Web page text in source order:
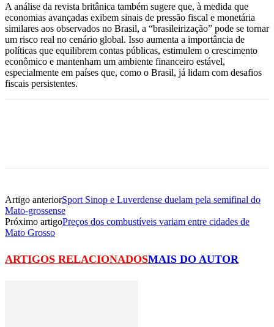
A análise da revista britânica também sugere que, à medida que
economias avançadas exibem sinais de pressão fiscal e monetária
similares aos observados no Brasil, a “brasileirização” pode se tornar
um risco real no cenário global. Isso aumenta a importância de
políticas que equilibrem contas públicas, estimulem o crescimento
econômico e mantenham um ambiente financeiro estável,
especialmente em países que, como o Brasil, já lidam com desafios
fiscais persistentes.
Artigo anteriorSport Sinop e Luverdense duelam pela semifinal do
Mato‑grossense
Próximo artigoPreços dos combustíveis variam entre cidades de
Mato Grosso
ARTIGOS RELACIONADOSMAIS DO AUTOR